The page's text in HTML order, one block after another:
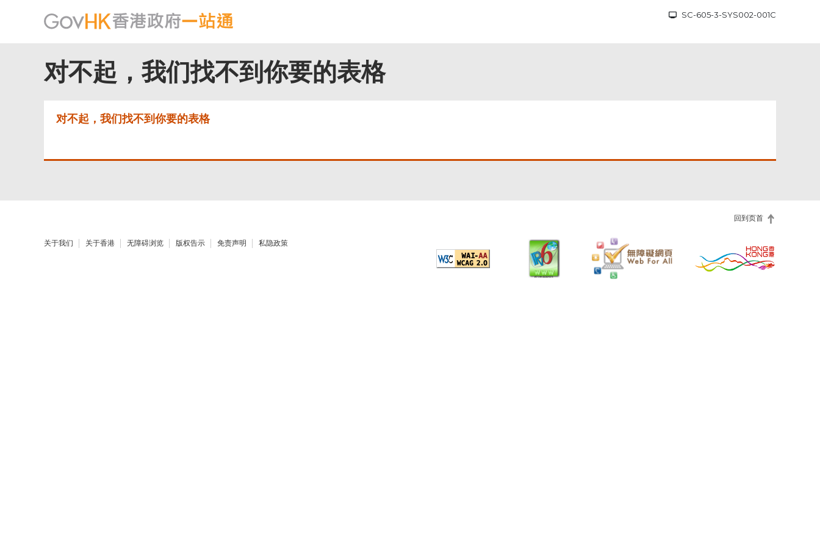
SC-605-3-SYS002-001C
对不起，我们找不到你要的表格
对不起，我们找不到你要的表格
回到页首
关于我们 关于香港 无障碍浏览 版权告示 免责声明 私隐政策